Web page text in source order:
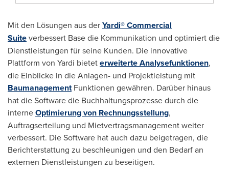
Mit den Lösungen aus derYardi® Commercial
Suiteverbessert Base die Kommunikation und optimiert die
Dienstleistungen für seine Kunden. Die innovative
Plattform von Yardi bieteterweiterte Analysefunktionen,
die Einblicke in die Anlagen- und Projektleistung mit
BaumanagementFunktionen gewähren. Darüber hinaus
hat die Software die Buchhaltungsprozesse durch die
interneOptimierung von Rechnungsstellung,
Auftragserteilung und Mietvertragsmanagement weiter
verbessert. Die Software hat auch dazu beigetragen, die
Berichterstattung zu beschleunigen und den Bedarf an
externen Dienstleistungen zu beseitigen.